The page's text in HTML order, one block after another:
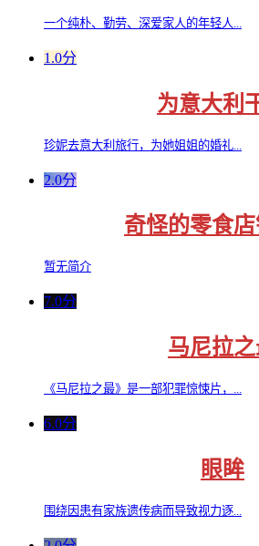
一个纯朴、勤劳、深爱家人的年轻人...
1.0分
为意大利
珍妮去意大利旅行，为她姐姐的婚礼...
2.0分
奇怪的零食
暂无简介
7.0分
马尼拉
《马尼拉之最》是一部犯罪惊悚片，...
6.0分
眼眸
围绕因患有家族遗传病而导致视力逐...